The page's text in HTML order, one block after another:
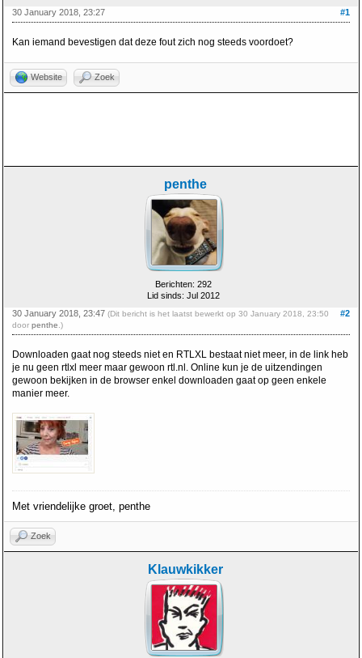
#1
30 January 2018, 23:27
Kan iemand bevestigen dat deze fout zich nog steeds voordoet?
Website Zoek
penthe
Berichten: 292
Lid sinds: Jul 2012
#2
30 January 2018, 23:47 (Dit bericht is het laatst bewerkt op 30 January 2018, 23:50
door penthe .)
Downloaden gaat nog steeds niet en RTLXL bestaat niet meer, in de link heb
je nu geen rtlxl meer maar gewoon rtl.nl. Online kun je de uitzendingen
gewoon bekijken in de browser enkel downloaden gaat op geen enkele
manier meer.
Met vriendelijke groet, penthe
Zoek
Klauwkikker